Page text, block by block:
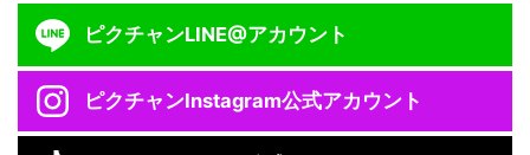
ピクチャンLINE@アカウント
ピクチャンInstagram公式アカウント